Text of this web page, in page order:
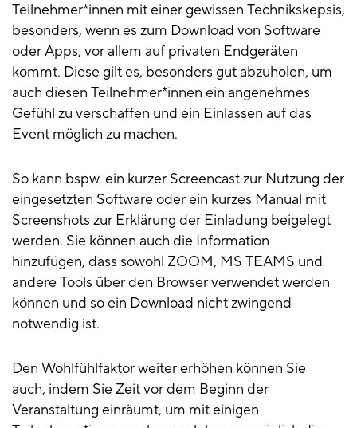
Teilnehmer*innen mit einer gewissen Technikskepsis,
besonders, wenn es zum Download von Software
oder Apps, vor allem auf privaten Endgeräten
kommt. Diese gilt es, besonders gut abzuholen, um
auch diesen Teilnehmer*innen ein angenehmes
Gefühl zu verschaffen und ein Einlassen auf das
Event möglich zu machen.
So kann bspw. ein kurzer Screencast zur Nutzung der
eingesetzten Software oder ein kurzes Manual mit
Screenshots zur Erklärung der Einladung beigelegt
werden. Sie können auch die Information
hinzufügen, dass sowohl ZOOM, MS TEAMS und
andere Tools über den Browser verwendet werden
können und so ein Download nicht zwingend
notwendig ist.
Den Wohlfühlfaktor weiter erhöhen können Sie
auch, indem Sie Zeit vor dem Beginn der
Veranstaltung einräumt, um mit einigen